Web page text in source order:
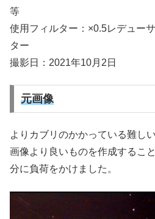
等
使用フィルター：×0.5レデュー
ター
撮影日：2021年10月2日
元画像
よりカブリのかかっている難し
画像より良いものを作成するこ
分に負荷をかけました。